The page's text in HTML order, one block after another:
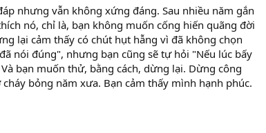
nhưng vẫn không xứng đáng. Sau nhiều năm gắn
nó, chỉ là, bạn không muốn cống hiến quãng đời
lại cảm thấy có chút hụt hẫng vì đã không chọn
nói đúng", nhưng bạn cũng sẽ tự hỏi "Nếu lúc bấy
bạn muốn thử, bằng cách, dừng lại. Dừng công
bỏng năm xưa. Bạn cảm thấy mình hạnh phúc.